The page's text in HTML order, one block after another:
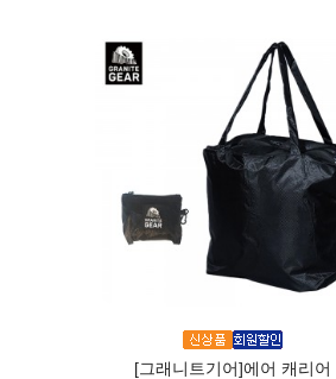
[그래니트기어]에어 캐리어